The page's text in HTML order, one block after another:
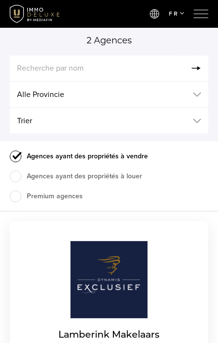
FR
2Agences
Alle Provincie
Trier
Agences ayant des propriétés à vendre
Agences ayant des propriétés à louer
Premium agences
Lamberink Makelaars